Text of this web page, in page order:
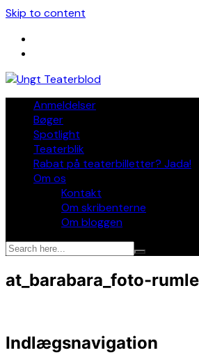
Skip to content
Anmeldelser
Bøger
Spotlight
Teaterblik
Rabat på teaterbilletter? Jada!
Om os
Kontakt
Om skribenterne
Om bloggen
at_barabara_foto-
Indlægsnavigation